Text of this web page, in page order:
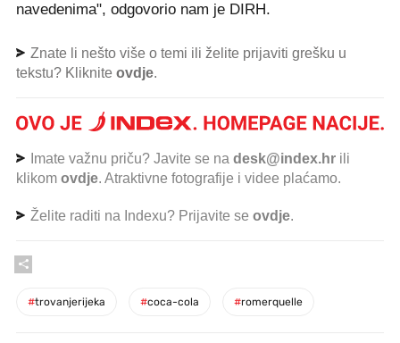
navedenima", odgovorio nam je DIRH.
Znate li nešto više o temi ili želite prijaviti grešku u
tekstu? Kliknite ovdje.
Imate važnu priču? Javite se na desk@index.hr ili
klikom ovdje. Atraktivne fotografije i videe plaćamo.
Želite raditi na Indexu? Prijavite se ovdje.
#trovanjerijeka #coca-cola #romerquelle